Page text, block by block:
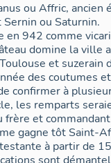
ou Affric, ancien
ou Saturnin.
942 comme
domine la ville
et suzerain
des coutumes et
confirmer à
les remparts
et
gagne tôt Saint-
à partir de